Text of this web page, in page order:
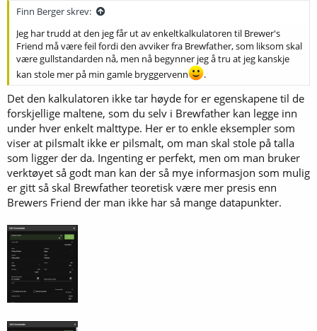
Finn Berger skrev:
Jeg har trudd at den jeg får ut av enkeltkalkulatoren til Brewer's
Friend må være feil fordi den avviker fra Brewfather, som liksom skal
være gullstandarden nå, men nå begynner jeg å tru at jeg kanskje
kan stole mer på min gamle bryggervenn
.
Det den kalkulatoren ikke tar høyde for er egenskapene til de
forskjellige maltene, som du selv i Brewfather kan legge inn
under hver enkelt malttype. Her er to enkle eksempler som
viser at pilsmalt ikke er pilsmalt, om man skal stole på talla
som ligger der da. Ingenting er perfekt, men om man bruker
verktøyet så godt man kan der så mye informasjon som mulig
er gitt så skal Brewfather teoretisk være mer presis enn
Brewers Friend der man ikke har så mange datapunkter.